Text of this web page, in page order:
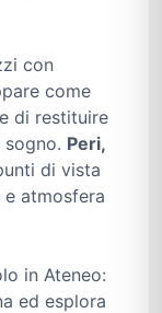
con
come
di restituire
sogno. Peri,
di vista
atmosfera
in Ateneo:
ed esplora